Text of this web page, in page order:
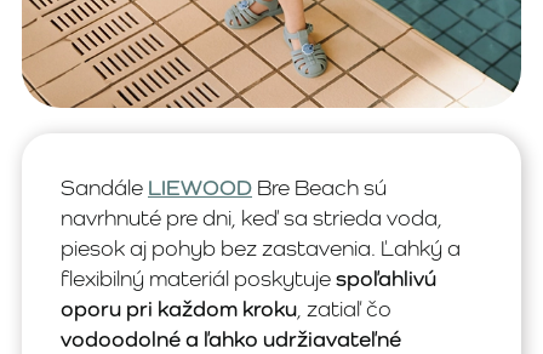
Sandále LIEWOOD Bre Beach sú
navrhnuté pre dni, keď sa strieda voda,
piesok aj pohyb bez zastavenia. Ľahký a
flexibilný materiál poskytujespoľahlivú
oporu pri každom kroku , zatiaľ čo
vodoodolné a ľahko udržiavateľné